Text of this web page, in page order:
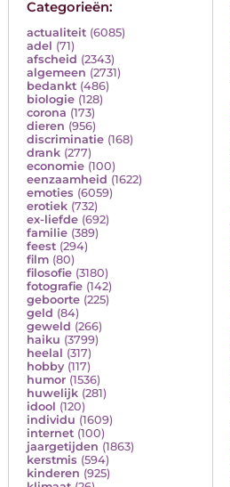
Categorieën:
actualiteit (6085)
adel (71)
afscheid (2343)
algemeen (2731)
bedankt (486)
biologie (128)
corona (173)
dieren (956)
discriminatie (168)
drank (277)
economie (100)
eenzaamheid (1622)
emoties (6059)
erotiek (732)
ex-liefde (692)
familie (389)
feest (294)
film (80)
filosofie (3180)
fotografie (142)
geboorte (225)
geld (84)
geweld (266)
haiku (3799)
heelal (317)
hobby (117)
humor (1536)
huwelijk (281)
idool (120)
individu (1609)
internet (100)
jaargetijden (1863)
kerstmis (594)
kinderen (925)